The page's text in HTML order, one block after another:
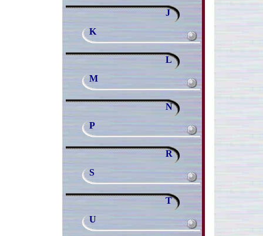
J
K
L
M
N
P
R
S
T
U